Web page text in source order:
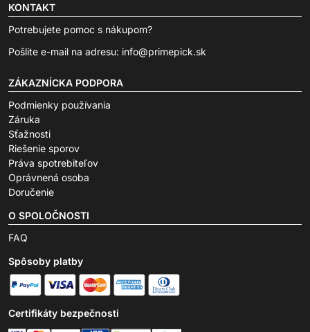
KONTAKT
Potrebujete pomoc s nákupom?
Pošlite e-mail na adresu: info@primepick.sk
ZÁKAZNÍCKA PODPORA
Podmienky používania
Záruka
Sťažnosti
Riešenie sporov
Práva spotrebiteľov
Oprávnená osoba
Doručenie
O SPOLOČNOSTI
FAQ
Spôsoby platby
Certifikáty bezpečnosti